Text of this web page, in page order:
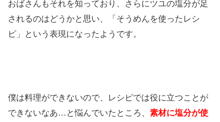
おばさんもそれを知っており、さらにツユの塩分が足
されるのはどうかと思い、「そうめんを使ったレシ
ピ」という表現になったようです。
僕は料理ができないので、レシピでは役に立つことが
できないなあ…と悩んでいたところ、 素材に塩分が使